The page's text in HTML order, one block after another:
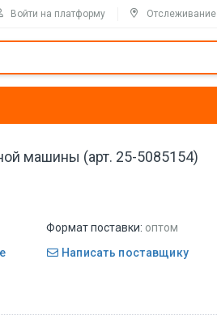
Войти на платформу Отслеживание
машины (арт. 25-5085154)
Формат поставки: оптом
Написать поставщику